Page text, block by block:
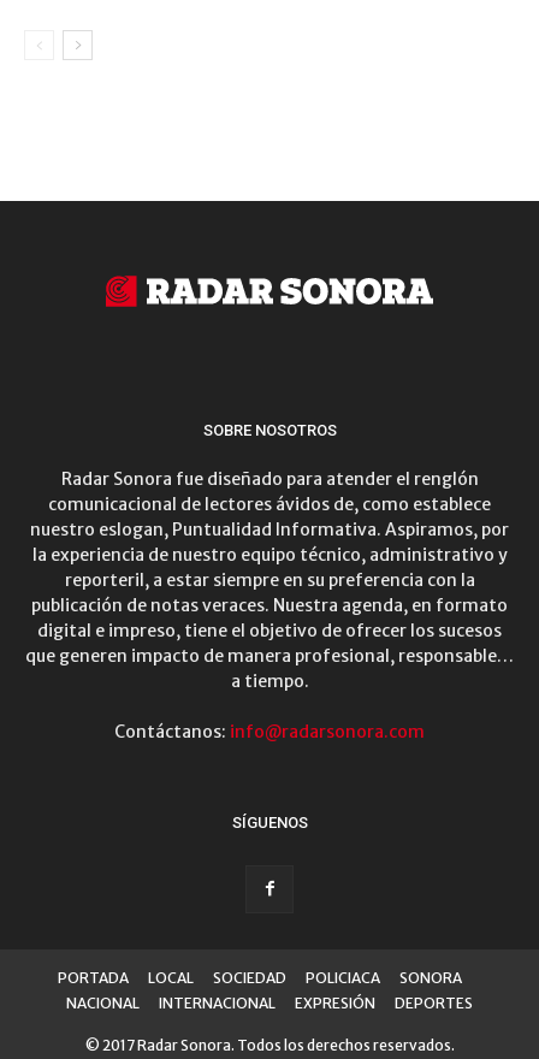
SOBRE NOSOTROS
Radar Sonora fue diseñado para atender el renglón
comunicacional de lectores ávidos de, como establece
nuestro eslogan, Puntualidad Informativa. Aspiramos, por
la experiencia de nuestro equipo técnico, administrativo y
reporteril, a estar siempre en su preferencia con la
publicación de notas veraces. Nuestra agenda, en formato
digital e impreso, tiene el objetivo de ofrecer los sucesos
que generen impacto de manera profesional, responsable…
a tiempo.
Contáctanos: info@radarsonora.com
SÍGUENOS
PORTADA LOCAL SOCIEDAD POLICIACA
SONORA
NACIONAL
INTERNACIONAL EXPRESIÓN DEPORTES
© 2017 Radar Sonora. Todos los derechos reservados.